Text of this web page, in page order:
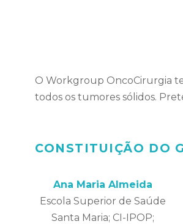
O Workgroup OncoCirurgia
todos os tumores sólidos.
CONSTITUIÇÃO DO
Ana Maria Almeida
Escola Superior de Saúde
Santa Maria; CI-IPOP;